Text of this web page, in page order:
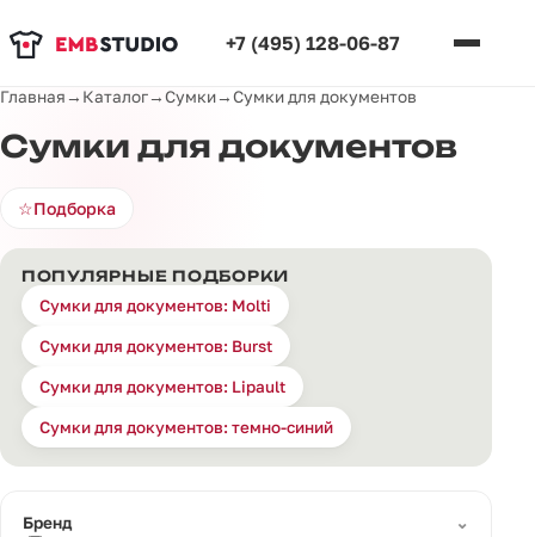
+7 (495) 128-06-87
Главная→ Каталог→Сумки→Сумки для документов
Сумки для документов
☆Подборка
ПОПУЛЯРНЫЕ ПОДБОРКИ
Сумки для документов: Molti
Сумки для документов: Burst
Сумки для документов: Lipault
Сумки для документов: темно-синий
Бренд
⌄